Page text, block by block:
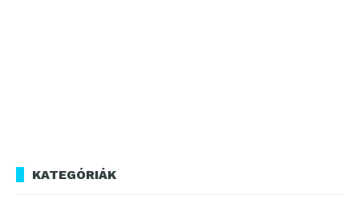
KATEGÓRIÁK